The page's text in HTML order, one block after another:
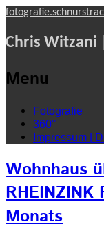
Chris Witzani
Menu
Skip
content
Fotografie
360°
Impressum |
Wohnhaus
Monats